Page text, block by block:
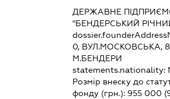
ДЕРЖАВНЕ
"БЕНДЕРСЬКИЙ
dossier.founderAddress
0, ВУЛ.МОСКОВСЬКА,
М.БЕНДЕРИ
statements.nationality:
Розмір внеску до
фонду (грн.): 955 000